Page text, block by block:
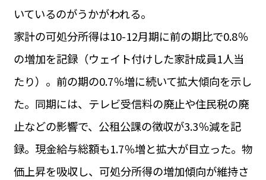
いているのがうかがわれる。
家計の可処分所得は10-12月期に前の期比で0.8％
の増加を記録（ウェイト付けした家計成員1人当
たり）。前の期の0.7％増に続いて拡大傾向を示し
た。同期には、テレビ受信料の廃止や住民税の廃
止などの影響で、公租公課の徴収が3.3％減を記
録。現金給与総額も1.7％増と拡大が目立った。物
価上昇を吸収し、可処分所得の増加傾向が維持さ